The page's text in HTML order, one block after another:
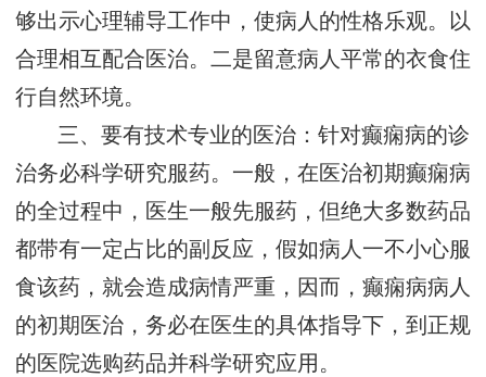
够出示心理辅导工作中，使病人的性格乐观。以
合理相互配合医治。二是留意病人平常的衣食住
行自然环境。
三、要有技术专业的医治：针对癫痫病的诊
治务必科学研究服药。一般，在医治初期癫痫病
的全过程中，医生一般先服药，但绝大多数药品
都带有一定占比的副反应，假如病人一不小心服
食该药，就会造成病情严重，因而，癫痫病病人
的初期医治，务必在医生的具体指导下，到正规
的医院选购药品并科学研究应用。